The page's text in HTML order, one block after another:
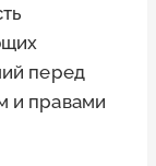
перед
и правами